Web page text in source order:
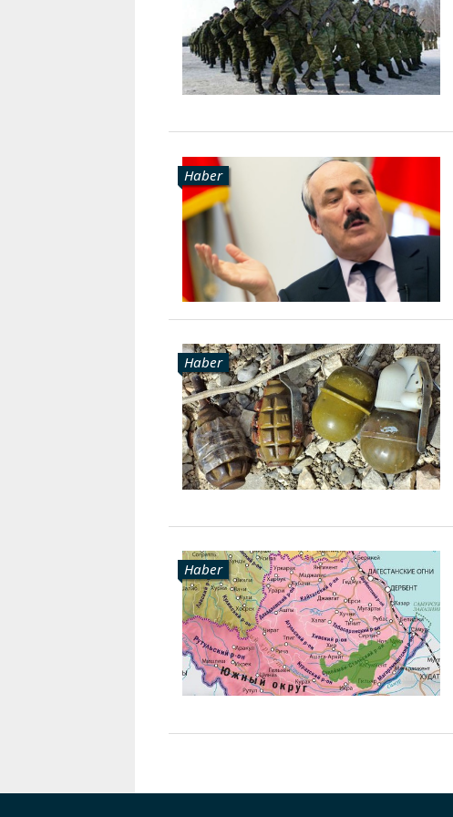
Karaçay-
Çerkes
Krasnodar
Kray
Osetya
Stavropol
Haber
Haber
Haber